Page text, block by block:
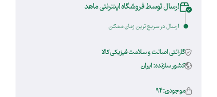
ارسال توسط فروشگاه اینترنتی ماهد
ارسال در سریع ترین زمان ممکن
گارانتی اصالت و سلامت فیزیکی کالا
کشور سازنده: ایران
موجودی:94